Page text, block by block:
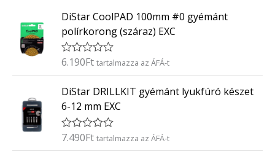
DiStar CoolPAD 100mm #0 gyémánt
polírkorong (száraz) EXC
É
é
k
e
l
é
s
:
6.190Ft tartalmazza az ÁFÁ-t
DiStar DRILLKIT gyémánt lyukfúró készet
6-12 mm EXC
É
7.490Ft tartalmazza az ÁFÁ-t